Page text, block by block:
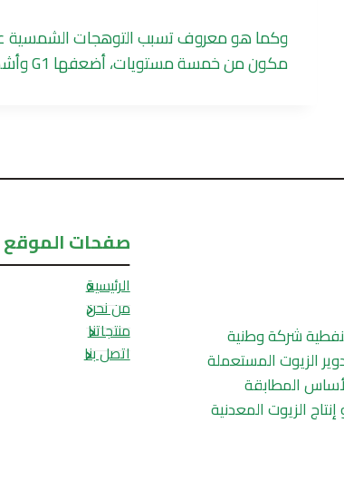
وكما هو معروف تسبب التوهجات
مكون من خمسة مستويات، أضعفها G1 وأشدها G5.
شركة وطنية
الزيوت المستعملة
المطابقة
الزيوت المعدنية
صفحات الموقع
الرئيسية
من نحن
منتجاتنا
اتصل بنا